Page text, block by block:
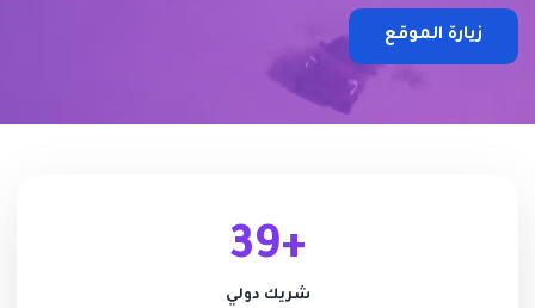
زيارة الموقع
+39
شريك دولي